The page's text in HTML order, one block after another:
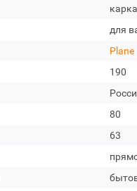
для
Plane
190
80
63